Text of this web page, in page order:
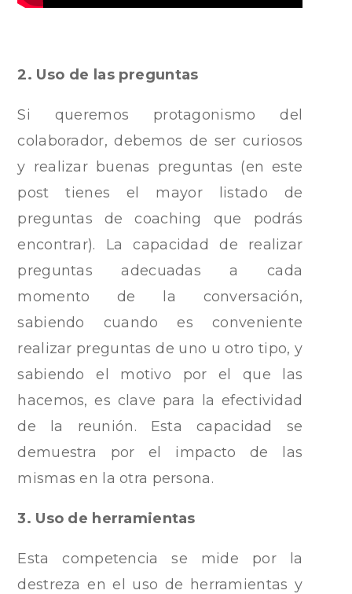
2. Uso de las preguntas
Si queremos protagonismo del
colaborador, debemos de ser curiosos
y realizar buenas preguntas (en este
post tienes el mayor listado de
preguntas de coaching que podrás
encontrar). La capacidad de realizar
preguntas adecuadas a cada
momento de la conversación,
sabiendo cuando es conveniente
realizar preguntas de uno u otro tipo, y
sabiendo el motivo por el que las
hacemos, es clave para la efectividad
de la reunión. Esta capacidad se
demuestra por el impacto de las
mismas en la otra persona.
3. Uso de herramientas
Esta competencia se mide por la
destreza en el uso de herramientas y